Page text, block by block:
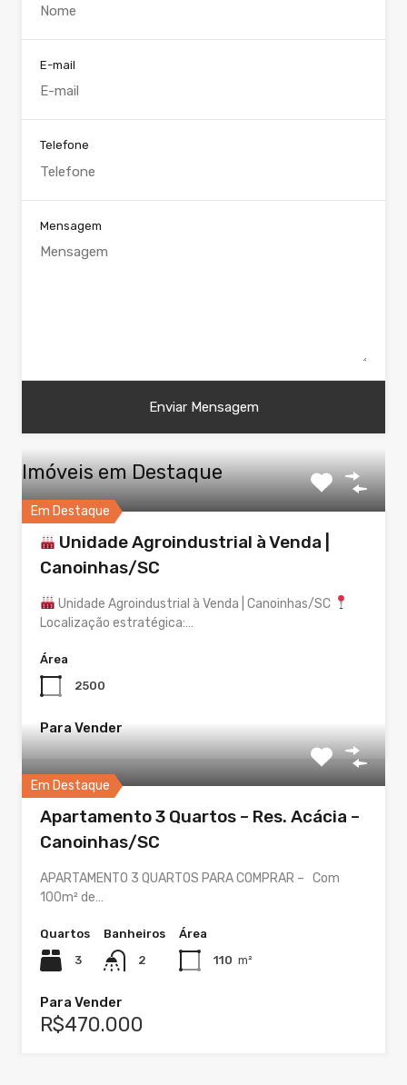
E-mail
Telefone
Mensagem
Imóveis em Destaque
Em Destaque
Unidade Agroindustrial à Venda |
Canoinhas/SC
Unidade Agroindustrial à Venda | Canoinhas/SC
Localização estratégica:…
Área
2500
Para Vender
Em Destaque
Apartamento 3 Quartos – Res. Acácia –
Canoinhas/SC
APARTAMENTO 3 QUARTOS PARA COMPRAR – Com
100m² de…
Quartos
3
Banheiros
2
Área
110 m²
Para Vender
R$470.000